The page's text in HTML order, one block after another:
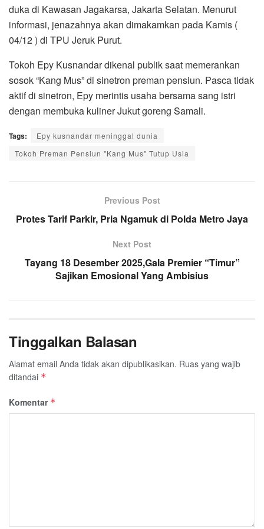
duka di Kawasan Jagakarsa, Jakarta Selatan. Menurut
informasi, jenazahnya akan dimakamkan pada Kamis (
04/12 ) di TPU Jeruk Purut.
Tokoh Epy Kusnandar dikenal publik saat memerankan
sosok “Kang Mus” di sinetron preman pensiun. Pasca tidak
aktif di sinetron, Epy merintis usaha bersama sang istri
dengan membuka kuliner Jukut goreng Samali.
Tags:
Epy kusnandar meninggal dunia
Tokoh Preman Pensiun "Kang Mus" Tutup Usia
Previous Post
Protes Tarif Parkir, Pria Ngamuk di Polda Metro Jaya
Next Post
Tayang 18 Desember 2025,Gala Premier “Timur”
Sajikan Emosional Yang Ambisius
Tinggalkan Balasan
Alamat email Anda tidak akan dipublikasikan. Ruas yang wajib
ditandai *
Komentar *